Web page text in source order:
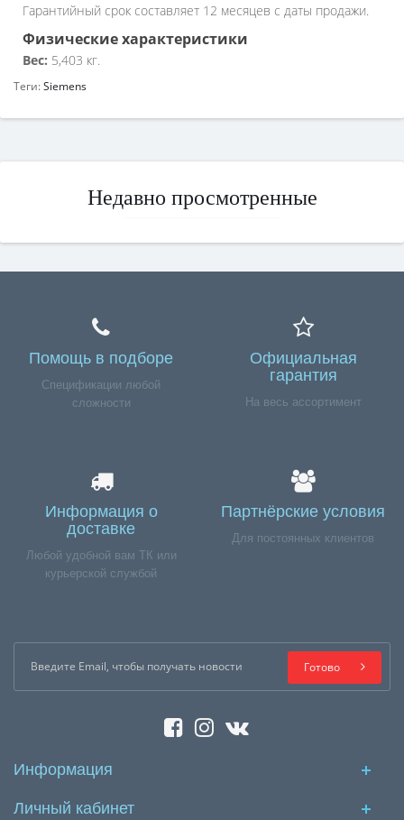
Гарантийный срок составляет 12 месяцев с даты продажи.
Физические характеристики
Вес: 5,403 кг.
Теги:Siemens
Недавно просмотренные
Помощь в подборе
Спецификации любой
сложности
Официальная
гарантия
На весь ассортимент
Информация о
доставке
Любой удобной вам ТК или
курьерской службой
Партнёрские условия
Для постоянных клиентов
Готово
Информация
Личный кабинет